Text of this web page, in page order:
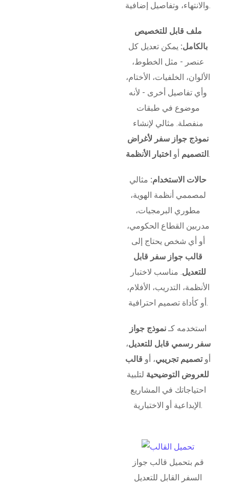
والانتهاء، وتفاصيل إضافية.
ملف قابل للتخصيص
بالكامل: يمكن تعديل كل
عنصر - مثل الخطوط،
الألوان، الخلفيات، الأختام،
وأي تفاصيل أخرى - لأنه
موضوع في طبقات
منفصلة. مثالي لإنشاء
نموذج جواز سفر لأغراض
التصميم أو اختبار الأنظمة .
حالات الاستخدام: مثالي
لمصممي أنظمة الهوية،
مطوري البرمجيات،
مدربين القطاع الحكومي،
أو أي شخص يحتاج إلى
قالب جواز سفر قابل
للتعديل. مناسب لاختبار
الأنظمة، التدريب، الأفلام،
أو كأداة تصميم احترافية.
استخدمه كـنموذج جواز
سفر رسمي قابل للتعديل،
أوتصميم تجريبي، أو قالب
للعروض التوضيحية لتلبية
احتياجاتك في المشاريع
الإبداعية أو الاختبارية.
قم بتحميل قالب جواز
السفر القابل للتعديل